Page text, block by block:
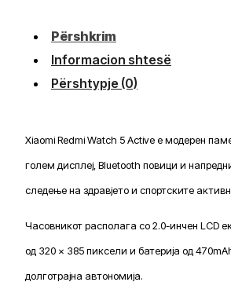
Përshkrim
Informacion shtesë
Përshtypje (0)
Xiaomi Redmi Watch 5 Active е модерен
голем дисплеј, Bluetooth повици и
следење на здравјето и спортските
Часовникот располага со 2.0-инчен LCD
од 320 × 385 пиксели и батерија од
долготрајна автономија.